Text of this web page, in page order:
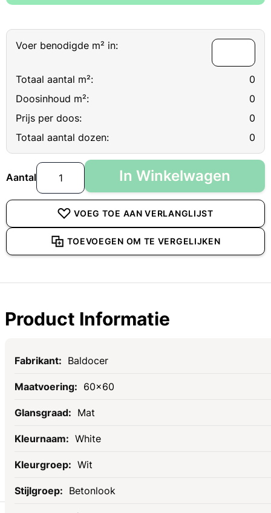
Voer benodigde m² in:
Totaal aantal m²:
0
Doosinhoud m²:
0
Prijs per doos:
0
Totaal aantal dozen:
0
Aantal In Winkelwagen
VOEG TOE AAN VERLANGLIJST
TOEVOEGEN OM TE VERGELIJKEN
Product Informatie
Specificaties
Baldocer
60x60
Mat
White
Wit
Betonlook